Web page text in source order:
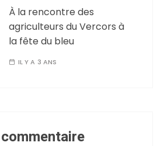
À la rencontre des
agriculteurs du Vercors à
la fête du bleu
IL Y A 3 ANS